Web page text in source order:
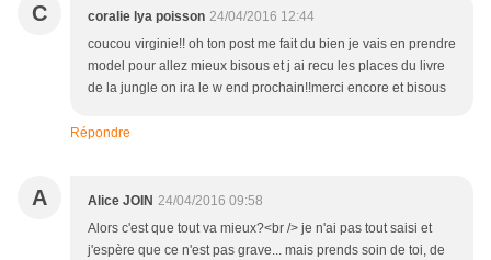
C coralie lya poisson 24/04/2016 12:44
coucou virginie!! oh ton post me fait du bien je vais en prendre
model pour allez mieux bisous et j ai recu les places du livre
de la jungle on ira le w end prochain!!merci encore et bisous
Répondre
A Alice JOIN 24/04/2016 09:58
Alors c'est que tout va mieux?<br /> je n'ai pas tout saisi et
j'espère que ce n'est pas grave... mais prends soin de toi, de